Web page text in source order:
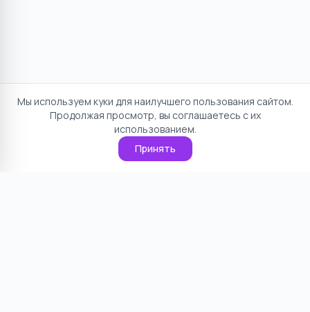
Мы используем куки для наилучшего пользования сайтом.
Продолжая просмотр, вы соглашаетесь с их
использованием.
Принять